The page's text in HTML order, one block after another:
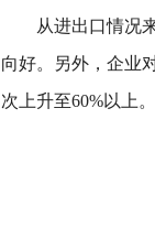
从进出口情况来
向好。另外，企业
次上升至60%以上。